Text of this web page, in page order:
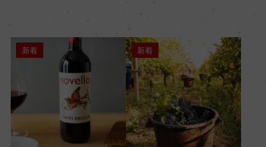
新着 新着